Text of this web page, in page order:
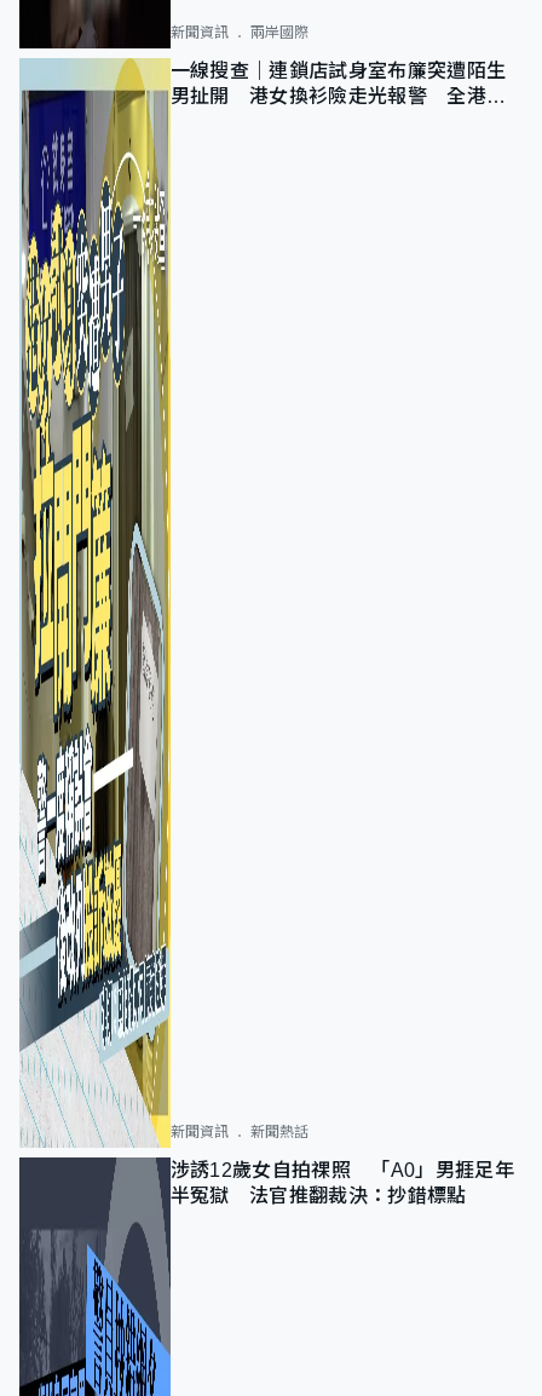
新聞資訊 兩岸國際
一線搜查｜連鎖店試身室布簾突遭陌生
男扯開 港女換衫險走光報警 全港分
新聞資訊 新聞熱話
涉誘12歲女自拍祼照 「A0」男捱足年
半冤獄 法官推翻裁決：抄錯標點